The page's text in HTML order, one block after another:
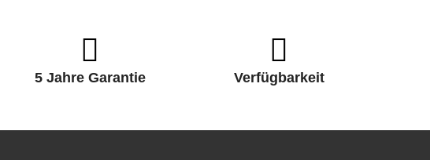
5 Jahre Garantie Verfügbarkeit